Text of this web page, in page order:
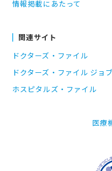
情報掲載にあたって
関連サイト
ドクターズ・ファイル
ドクターズ・ファイル ジョ
ホスピタルズ・ファイル
医療